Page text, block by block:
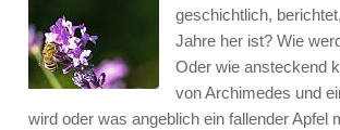
geschichtlich,
Jahre her ist? Wie
Oder wie ansteckend
von Archimedes und
wird oder was angeblich ein fallender